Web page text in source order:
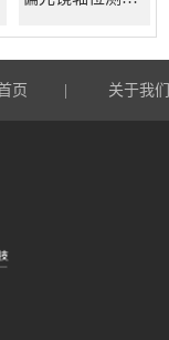
页 关于我们